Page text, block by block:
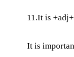
11.It is
It is important